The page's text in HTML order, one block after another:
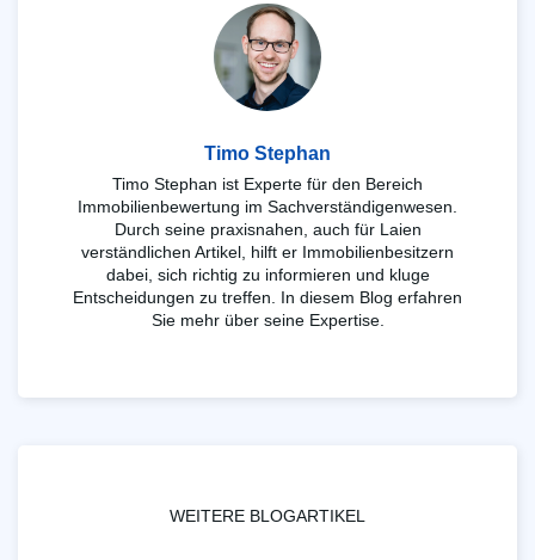
Timo Stephan
Timo Stephan ist Experte für den Bereich
Immobilienbewertung im Sachverständigenwesen.
Durch seine praxisnahen, auch für Laien
verständlichen Artikel, hilft er Immobilienbesitzern
dabei, sich richtig zu informieren und kluge
Entscheidungen zu treffen. In diesem Blog erfahren
Sie mehr über seine Expertise.
WEITERE BLOGARTIKEL